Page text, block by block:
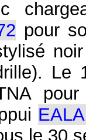
pour
Le
le 30